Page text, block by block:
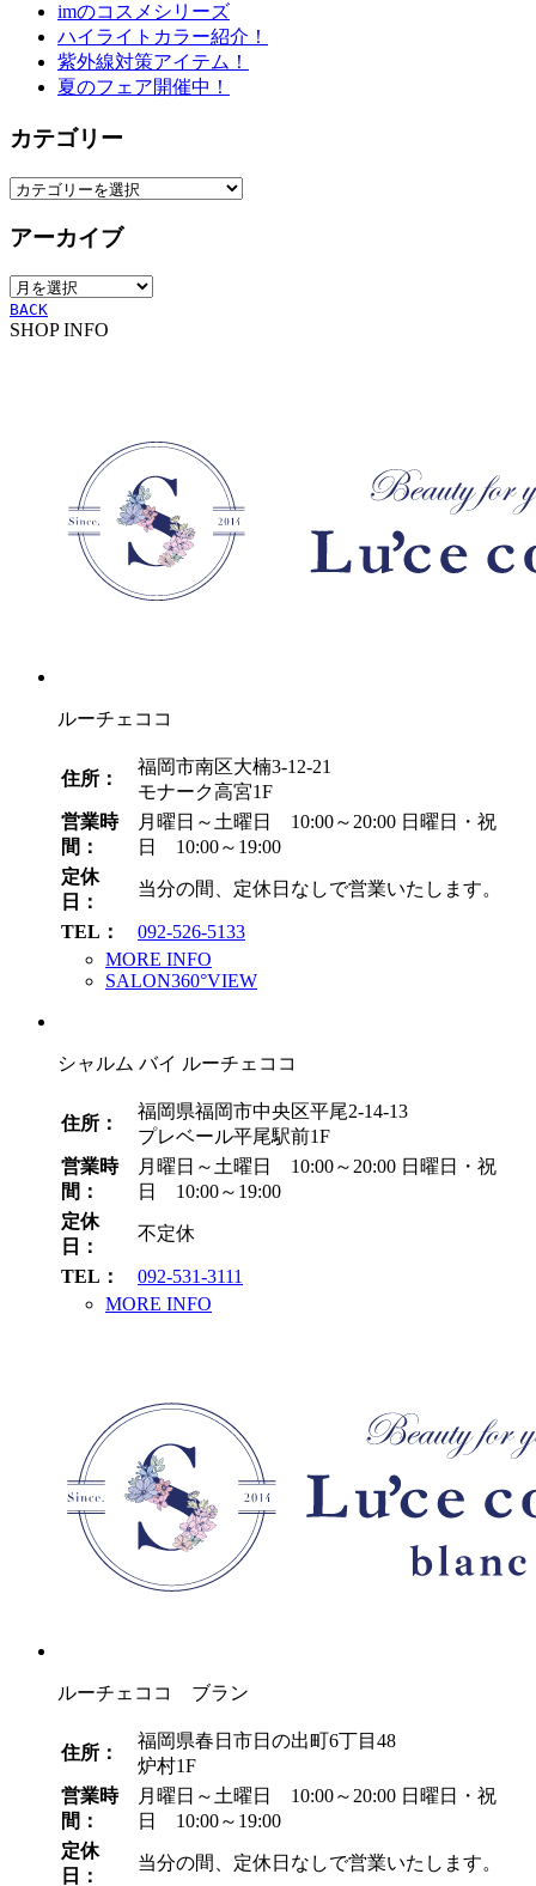
imのコスメシリーズ
ハイライトカラー紹介！
紫外線対策アイテム！
夏のフェア開催中！
カテゴリー
カ
ゴ
ー
アーカイブ
ア
ー
カ
BACK
SHOP INFO
ルーチェココ
住所：
福岡市南区大楠3-12-21
モナーク高宮1F
営業時
間：
月曜日～土曜日 10:00～20:00 日曜日・祝
日 10:00～19:00
定休
日：
当分の間、定休日なしで営業いたします。
TEL：
092-526-5133
MORE INFO
SALON360°VIEW
シャルム バイ ルーチェココ
住所：
福岡県福岡市中央区平尾2-14-13
プレベール平尾駅前1F
営業時
間：
月曜日～土曜日 10:00～20:00 日曜日・祝
日 10:00～19:00
定休
日：
不定休
TEL：
092-531-3111
MORE INFO
ルーチェココ ブラン
住所：
福岡県春日市日の出町6丁目48
炉村1F
営業時
間：
月曜日～土曜日 10:00～20:00 日曜日・祝
日 10:00～19:00
定休
日：
当分の間、定休日なしで営業いたします。